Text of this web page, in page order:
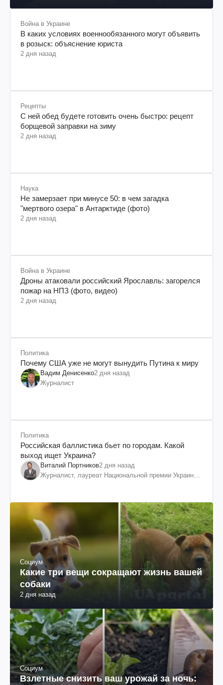
Война в Украине
В каких условиях военнообязанного могут объявить
в розыск: объяснение юриста
2 дня назад
Рецепты
С ней обед будете готовить очень быстро: рецепт
борщевой заправки на зиму
2 дня назад
Наука
Не замерзает при минусе 50: в чем загадка
"мертвого озера" в Антарктиде (фото)
2 дня назад
Война в Украине
Дроны атаковали российский Ярославль: загорелся
пожар на НПЗ (фото, видео)
2 дня назад
Политика
Почему США уже не могут вынудить Путина к миру
Вадим Денисенко2 дня назад
Журналист
Политика
Российская баллистика бьет по городам. Какой
выход ищет Украина?
Виталий Портников2 дня назад
Журналист, лауреат Национальной премии Украины
Социум
Какие три вещи сокращают жизнь вашей
собаки
2 дня назад
Социум
Взлетные снизить ваш урожай за ночь: